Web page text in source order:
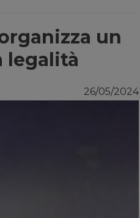
un
legalità
26/05/2024